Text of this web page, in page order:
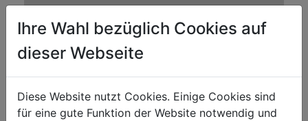
Bruttogewicht in kg 33
Nettogewicht in kg
Verpackungsbreite in mm 220
Ihre Wahl bezüglich Cookies auf
dieser Webseite
Diese Website nutzt Cookies. Einige Cookies sind
für eine gute Funktion der Website notwendig und